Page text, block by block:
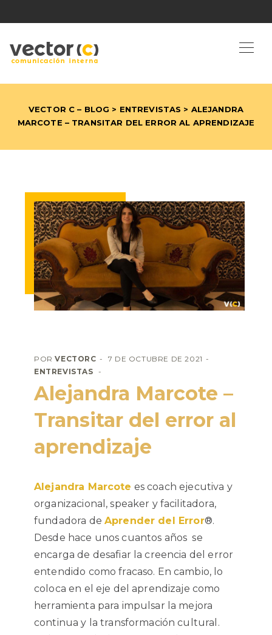
VECTOR C – BLOG > ENTREVISTAS > ALEJANDRA
MARCOTE – TRANSITAR DEL ERROR AL APRENDIZAJE
PORVECTORC
7 DE OCTUBRE DE 2021
ENTREVISTAS
Alejandra Marcote –
Transitar del error al
aprendizaje
Alejandra Marcote es coach ejecutiva y
organizacional, speaker y facilitadora,
fundadora de Aprender del Error®.
Desde hace unos cuantos años se
encarga de desafiar la creencia del error
entendido como fracaso. En cambio, lo
coloca en el eje del aprendizaje como
herramienta para impulsar la mejora
continua y la transformación cultural.